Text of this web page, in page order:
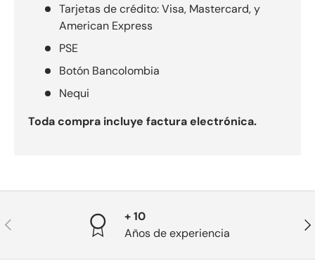
Tarjetas de crédito: Visa, Mastercard, y
American Express
PSE
Botón Bancolombia
Nequi
Toda compra incluye factura electrónica.
Anterior
+ 10
Años de experiencia